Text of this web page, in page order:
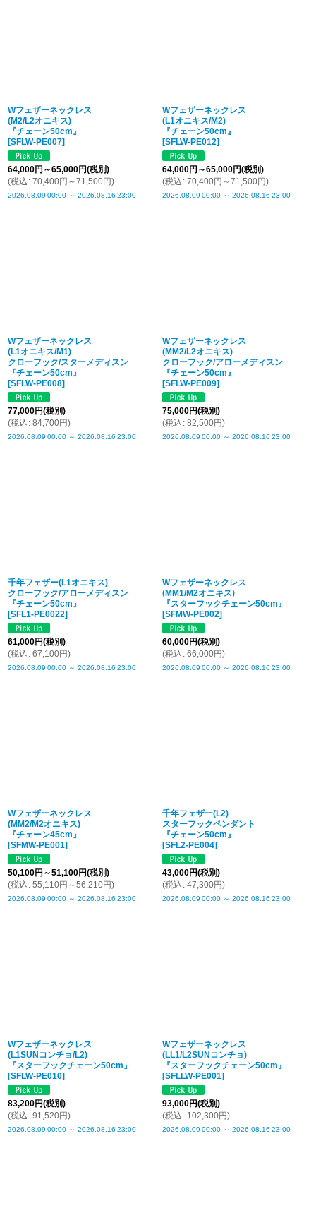
Wフェザーネックレス
(M2/L2オニキス)
『チェーン50cm』
[SFLW-PE007]
64,000円 ～65,000円(税別)
(税込 : 70,400円 ～71,500円)
2026.08.09 00:00 ～ 2026.08.16 23:00
Wフェザーネックレス
(L1オニキス/M2)
『チェーン50cm』
[SFLW-PE012]
64,000円 ～65,000円(税別)
(税込 : 70,400円 ～71,500円)
2026.08.09 00:00 ～ 2026.08.16 23:00
Wフェザーネックレス
(L1オニキス/M1)
クローフック/スターメディスン
『チェーン50cm』
[SFLW-PE008]
77,000円(税別)
(税込 : 84,700円)
2026.08.09 00:00 ～ 2026.08.16 23:00
Wフェザーネックレス
(MM2/L2オニキス)
クローフック/アローメディスン
『チェーン50cm』
[SFLW-PE009]
75,000円(税別)
(税込 : 82,500円)
2026.08.09 00:00 ～ 2026.08.16 23:00
千年フェザー(L1オニキス)
クローフック/アローメディスン
『チェーン50cm』
[SFL1-PE0022]
61,000円(税別)
(税込 : 67,100円)
2026.08.09 00:00 ～ 2026.08.16 23:00
Wフェザーネックレス
(MM1/M2オニキス)
『スターフックチェーン50cm』
[SFMW-PE002]
60,000円(税別)
(税込 : 66,000円)
2026.08.09 00:00 ～ 2026.08.16 23:00
Wフェザーネックレス
(MM2/M2オニキス)
『チェーン45cm』
[SFMW-PE001]
50,100円 ～51,100円(税別)
(税込 : 55,110円 ～56,210円)
2026.08.09 00:00 ～ 2026.08.16 23:00
千年フェザー(L2)
スターフックペンダント
『チェーン50cm』
[SFL2-PE004]
43,000円(税別)
(税込 : 47,300円)
2026.08.09 00:00 ～ 2026.08.16 23:00
Wフェザーネックレス
(L1SUNコンチョ/L2)
『スターフックチェーン50cm』
[SFLW-PE010]
83,200円(税別)
(税込 : 91,520円)
2026.08.09 00:00 ～ 2026.08.16 23:00
Wフェザーネックレス
(LL1/L2SUNコンチョ)
『スターフックチェーン50cm』
[SFLLW-PE001]
93,000円(税別)
(税込 : 102,300円)
2026.08.09 00:00 ～ 2026.08.16 23:00